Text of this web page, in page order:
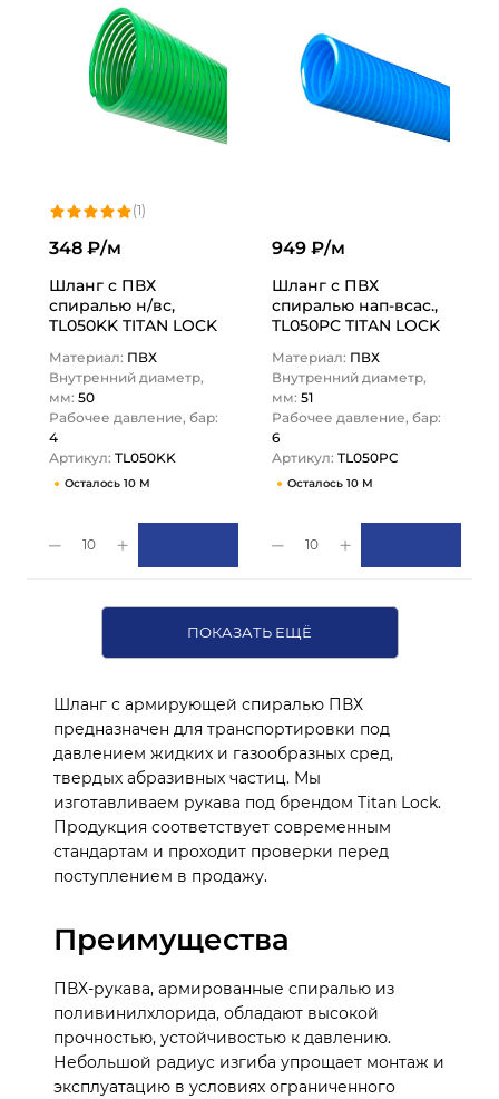
(1)
348 ₽/м
Шланг с ПВХ
спиралью н/вс,
TL050KK TITAN LOCK
Материал: ПВХ
Внутренний диаметр,
мм: 50
Рабочее давление, бар:
4
Артикул: TL050KK
Осталось 10 М
10
949 ₽/м
Шланг с ПВХ
спиралью нап-всас.,
TL050PC TITAN LOCK
Материал: ПВХ
Внутренний диаметр,
мм: 51
Рабочее давление, бар:
6
Артикул: TL050PC
Осталось 10 М
10
ПОКАЗАТЬ ЕЩЁ
Шланг с армирующей спиралью ПВХ
предназначен для транспортировки под
давлением жидких и газообразных сред,
твердых абразивных частиц. Мы
изготавливаем рукава под брендом Titan Lock.
Продукция соответствует современным
стандартам и проходит проверки перед
поступлением в продажу.
Преимущества
ПВХ-рукава, армированные спиралью из
поливинилхлорида, обладают высокой
прочностью, устойчивостью к давлению.
Небольшой радиус изгиба упрощает монтаж и
эксплуатацию в условиях ограниченного